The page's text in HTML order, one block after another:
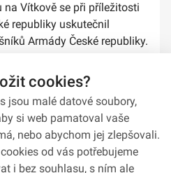
Vítkově se při příležitosti
republiky uskutečnil
Armády České republiky.
cookies?
jsou malé datové soubory,
si web pamatoval vaše
nebo abychom jej zlepšovali.
od vás potřebujeme
i bez souhlasu, s ním ale